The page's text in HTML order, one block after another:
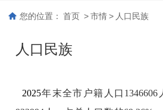
您的位置： 首页 > 市情 > 人口民族
人口民族
2025年末全市户籍人口